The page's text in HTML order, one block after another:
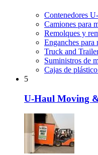
Contenedores
Camiones para
Remolques y
Enganches para
Truck and
Suministros de
Cajas de
5
U-Haul Moving